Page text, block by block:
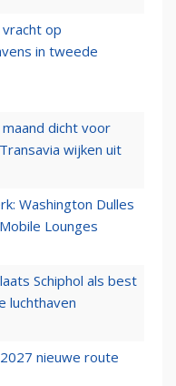
op
in tweede
dicht voor
wijken uit
Washington Dulles
Lounges
Schiphol als best
luchthaven
nieuwe route